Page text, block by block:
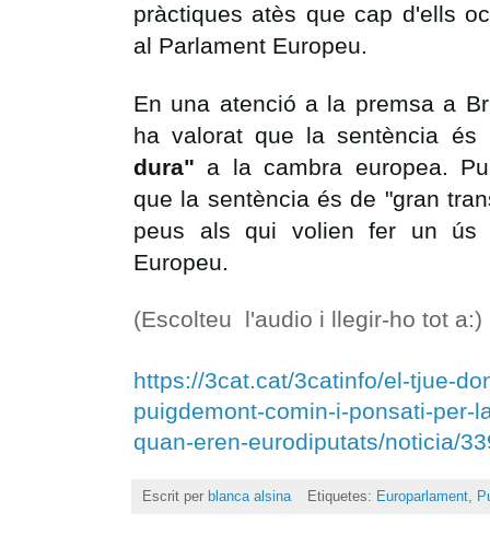
pràctiques atès que cap d'ells
al Parlament Europeu.
En una atenció a la premsa a
ha valorat que la sentència és
dura" a la cambra europea.
que la sentència és de "gran
peus als qui volien fer un ús
Europeu.
(Escolteu l'audio i llegir-ho tot a:)
https://3cat.cat/3catinfo/el-tjue-
puigdemont-comin-i-ponsati-per-
quan-eren-eurodiputats/noticia/
Escrit per blanca alsina Etiquetes: Europarlament,